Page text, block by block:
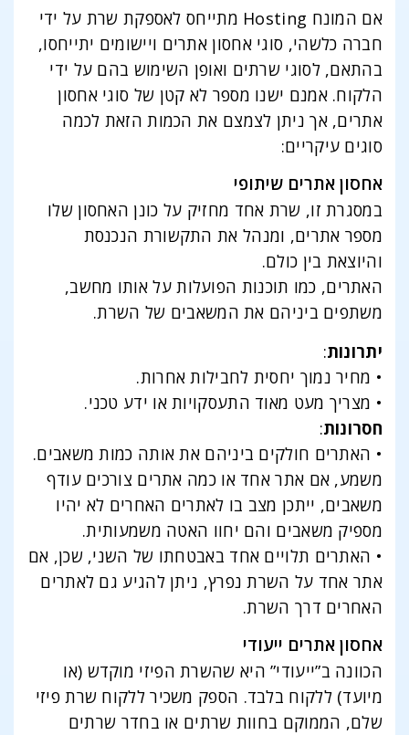
אם המונח Hosting מתייחס לאספקת שרת על ידי
חברה כלשהי, סוגי אחסון אתרים ויישומים יתייחסו,
בהתאם, לסוגי שרתים ואופן השימוש בהם על ידי
הלקוח. אמנם ישנו מספר לא קטן של סוגי אחסון
אתרים, אך ניתן לצמצם את הכמות הזאת לכמה
סוגים עיקריים:
אחסון אתרים שיתופי
במסגרת זו, שרת אחד מחזיק על כונן האחסון שלו
מספר אתרים, ומנהל את התקשורת הנכנסת
והיוצאת בין כולם.
האתרים, כמו תוכנות הפועלות על אותו מחשב,
משתפים ביניהם את המשאבים של השרת.
יתרונות:
• מחיר נמוך יחסית לחבילות אחרות.
• מצריך מעט מאוד התעסקויות או ידע טכני.
חסרונות:
• האתרים חולקים ביניהם את אותה כמות משאבים.
משמע, אם אתר אחד או כמה אתרים צורכים עודף
משאבים, ייתכן מצב בו לאתרים האחרים לא יהיו
מספיק משאבים והם יחוו האטה משמעותית.
• האתרים תלויים אחד באבטחתו של השני, שכן, אם
אתר אחד על השרת נפרץ, ניתן להגיע גם לאתרים
האחרים דרך השרת.
אחסון אתרים ייעודי
הכוונה ב”ייעודי” היא שהשרת הפיזי מוקדש (או
מיועד) ללקוח בלבד. הספק משכיר ללקוח שרת פיזי
שלם, הממוקם בחוות שרתים או בחדר שרתים